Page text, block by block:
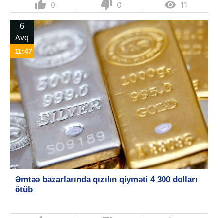
thumb_up 0 thumb_down 0  11
6
Avq
11:47
Əmtəə bazarlarında qızılın qiyməti 4 300 dolları
ötüb